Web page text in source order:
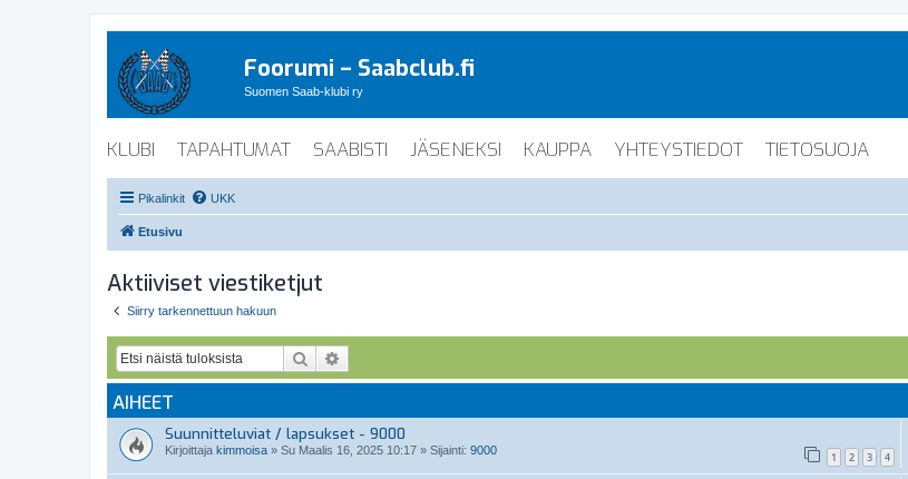
Foorumi – Saabclub.fi
Suomen Saab-klubi ry
KLUBI TAPAHTUMAT SAABISTI JÄSENEKSI KAUPPA YHTEYSTIEDOT TIETOSUOJA
Pikalinkit UKK
Etusivu
Aktiiviset viestiketjut
Siirry tarkennettuun hakuun
Etsi
AIHEET
Suunnitteluviat / lapsukset - 9000
Kirjoittaja kimmoisa » Su Maalis 16, 2025 10:17 » Sijainti: 9000 1 2 3 4